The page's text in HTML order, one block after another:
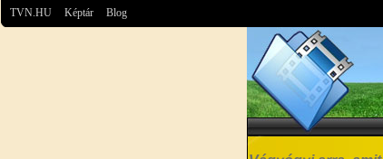
TVN.HU Képtár Blog